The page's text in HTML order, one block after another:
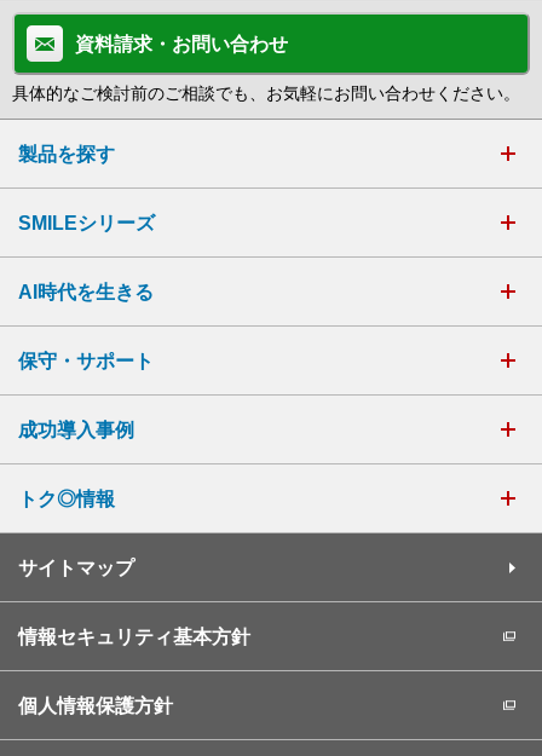
資料請求・お問い合わせ
具体的なご検討前のご相談でも、お気軽にお問い合わせください。
製品を探す
SMILEシリーズ
AI時代を生きる
保守・サポート
成功導入事例
トク◎情報
サイトマップ
情報セキュリティ基本方針
個人情報保護方針